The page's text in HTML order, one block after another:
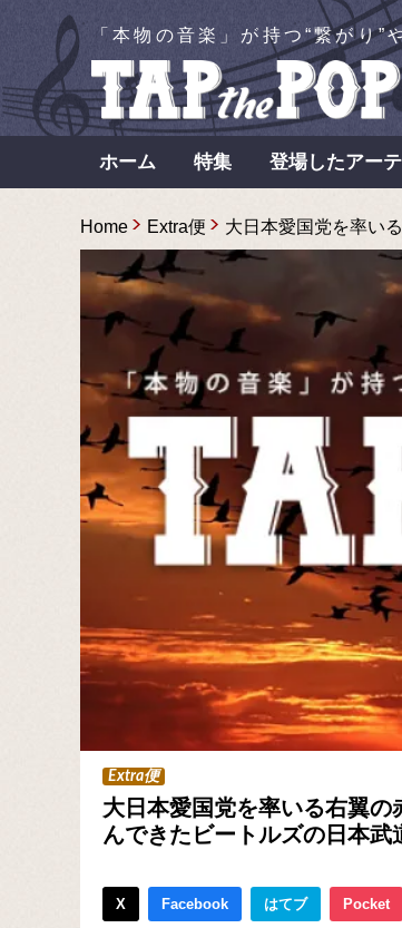
「本物の音楽」が持つ“繋がり”
ホーム 特集 登場したアー
Home Extra便 大日本愛国党を率い
Extra便
大日本愛国党を率いる右翼
んできたビートルズの日本武
X Facebook はてブ Pocket